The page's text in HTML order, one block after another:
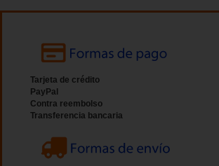
Tarjeta de crédito
PayPal
Contra reembolso
Transferencia bancaria